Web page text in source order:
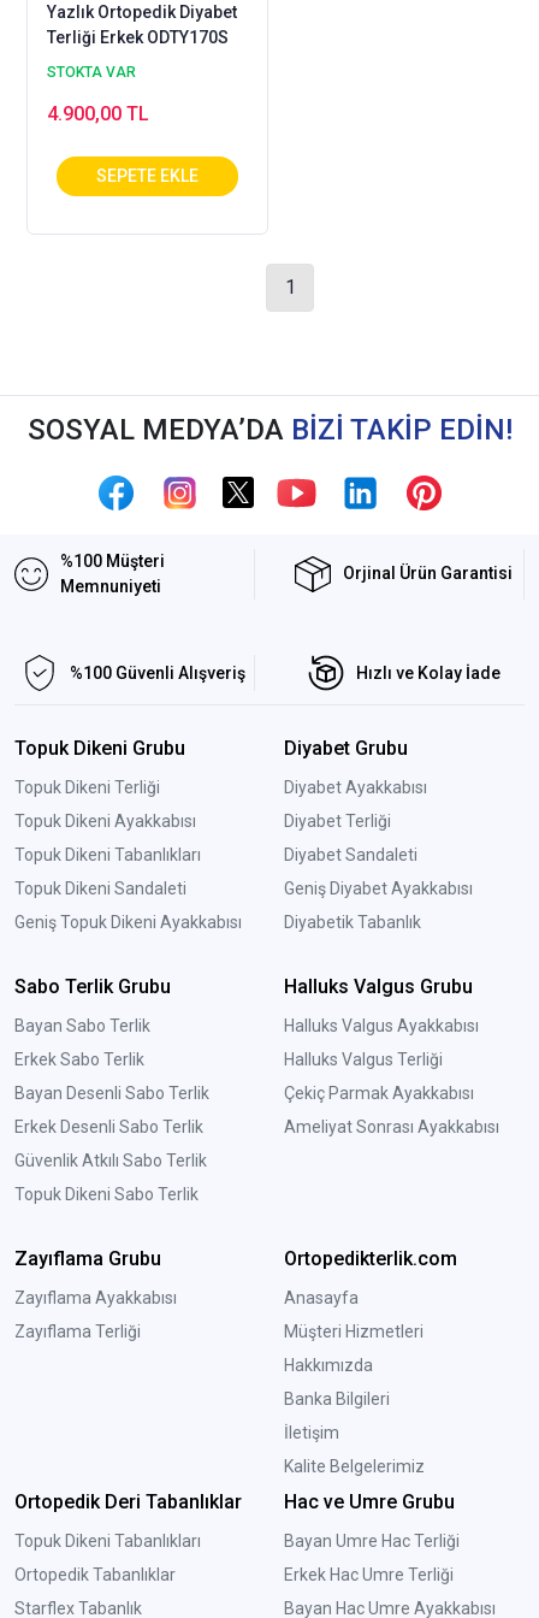
Yazlık Ortopedik Diyabet
Terliği Erkek ODTY170S
STOKTA VAR
4.900,00 TL
1
SOSYAL MEDYA’DA BİZİ TAKİP EDİN!
%100 Müşteri
Memnuniyeti
Orjinal Ürün Garantisi
%100 Güvenli Alışveriş Hızlı ve Kolay İade
Topuk Dikeni Grubu
Topuk Dikeni Terliği
Topuk Dikeni Ayakkabısı
Topuk Dikeni Tabanlıkları
Topuk Dikeni Sandaleti
Geniş Topuk Dikeni Ayakkabısı
Diyabet Grubu
Diyabet Ayakkabısı
Diyabet Terliği
Diyabet Sandaleti
Geniş Diyabet Ayakkabısı
Diyabetik Tabanlık
Sabo Terlik Grubu
Bayan Sabo Terlik
Erkek Sabo Terlik
Bayan Desenli Sabo Terlik
Erkek Desenli Sabo Terlik
Güvenlik Atkılı Sabo Terlik
Topuk Dikeni Sabo Terlik
Halluks Valgus Grubu
Halluks Valgus Ayakkabısı
Halluks Valgus Terliği
Çekiç Parmak Ayakkabısı
Ameliyat Sonrası Ayakkabısı
Zayıflama Grubu
Zayıflama Ayakkabısı
Zayıflama Terliği
Ortopedikterlik.com
Anasayfa
Müşteri Hizmetleri
Hakkımızda
Banka Bilgileri
İletişim
Kalite Belgelerimiz
Ortopedik Deri Tabanlıklar
Topuk Dikeni Tabanlıkları
Ortopedik Tabanlıklar
Starflex Tabanlık
Hac ve Umre Grubu
Bayan Umre Hac Terliği
Erkek Hac Umre Terliği
Bayan Hac Umre Ayakkabısı